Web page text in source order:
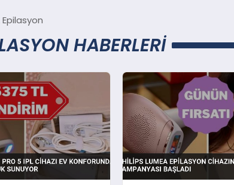
Epilasyon
HABERLERI